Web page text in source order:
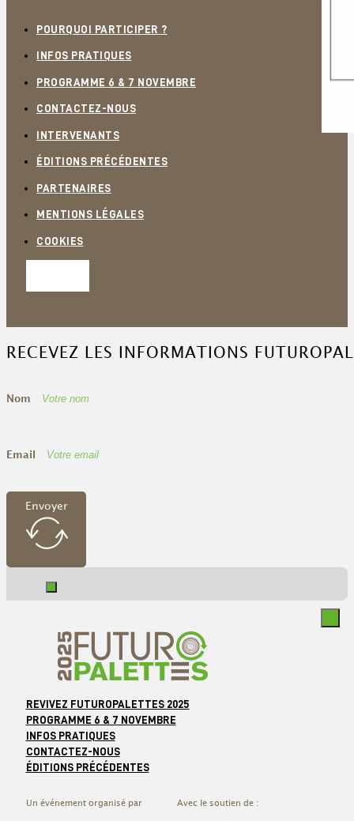
POURQUOI PARTICIPER ?
INFOS PRATIQUES
PROGRAMME 6 & 7 NOVEMBRE
CONTACTEZ-NOUS
INTERVENANTS
ÉDITIONS PRÉCÉDENTES
PARTENAIRES
MENTIONS LÉGALES
COOKIES
RECEVEZ LES INFORMATIONS
Nom
Email
Envoyer
REVIVEZ FUTUROPALETTES 2025
PROGRAMME 6 & 7 NOVEMBRE
INFOS PRATIQUES
CONTACTEZ-NOUS
ÉDITIONS PRÉCÉDENTES
Un événement organisé par Avec le soutien de :